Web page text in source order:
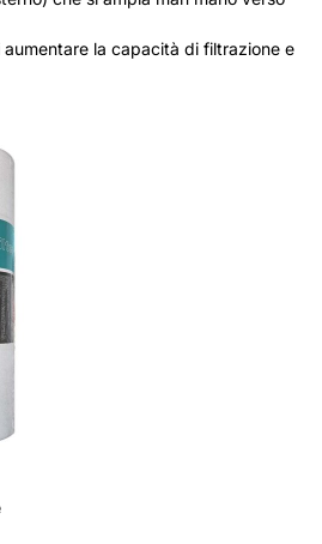
aumentare la capacità di filtrazione e